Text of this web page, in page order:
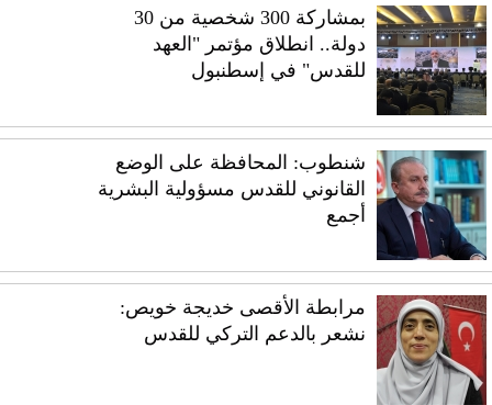
بمشاركة 300 شخصية من 30
دولة.. انطلاق مؤتمر "العهد
للقدس" في إسطنبول
شنطوب: المحافظة على الوضع
القانوني للقدس مسؤولية البشرية
أجمع
مرابطة الأقصى خديجة خويص:
نشعر بالدعم التركي للقدس